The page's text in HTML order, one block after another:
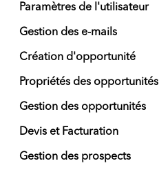
Paramètres de l'utilisateur
Gestion des e-mails
Création d'opportunité
Propriétés des opportunités
Gestion des opportunités
Devis et Facturation
Gestion des prospects